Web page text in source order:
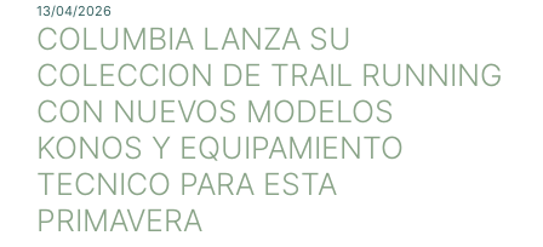
13/04/2026
COLUMBIA LANZA SU
COLECCION DE TRAIL RUNNING
CON NUEVOS MODELOS
KONOS Y EQUIPAMIENTO
TECNICO PARA ESTA
PRIMAVERA